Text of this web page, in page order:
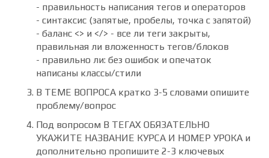
- правильность написания тегов и операторов
- синтаксис (запятые, пробелы, точка с запятой)
- баланс <> и </> - все ли теги закрыты,
правильная ли вложенность тегов/блоков
- правильно ли: без ошибок и опечаток
написаны классы/стили
В ТЕМЕ ВОПРОСА кратко 3-5 словами опишите
проблему/вопрос
Под вопросом В ТЕГАХ ОБЯЗАТЕЛЬНО
УКАЖИТЕ НАЗВАНИЕ КУРСА И НОМЕР УРОКА и
дополнительно пропишите 2-3 ключевых